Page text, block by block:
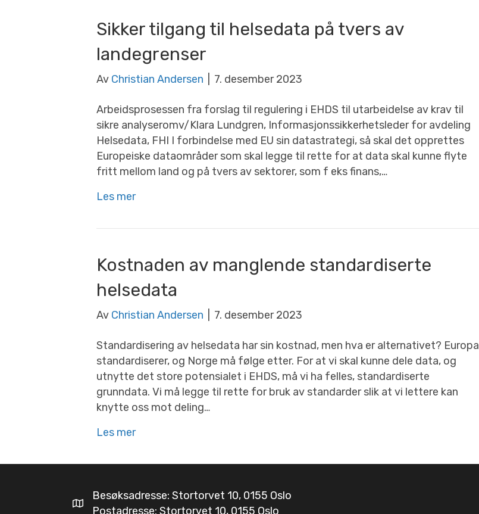
Sikker tilgang til helsedata på tvers av
landegrenser
Av Christian Andersen 7. desember 2023
Arbeidsprosessen fra forslag til regulering i EHDS til utarbeidelse av krav til
sikre analyseromv/Klara Lundgren, Informasjonssikkerhetsleder for avdeling
Helsedata, FHI I forbindelse med EU sin datastrategi, så skal det opprettes
Europeiske dataområder som skal legge til rette for at data skal kunne flyte
fritt mellom land og på tvers av sektorer, som f eks finans,…
Les mer
Kostnaden av manglende standardiserte
helsedata
Av Christian Andersen 7. desember 2023
Standardisering av helsedata har sin kostnad, men hva er alternativet? Europa
standardiserer, og Norge må følge etter. For at vi skal kunne dele data, og
utnytte det store potensialet i EHDS, må vi ha felles, standardiserte
grunndata. Vi må legge til rette for bruk av standarder slik at vi lettere kan
knytte oss mot deling…
Les mer
Besøksadresse: Stortorvet 10, 0155 Oslo
Postadresse: Stortorvet 10, 0155 Oslo